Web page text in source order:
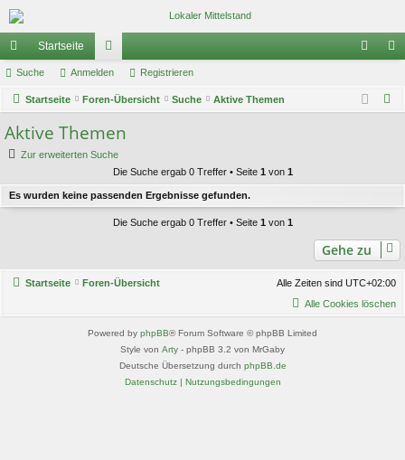
ch
ne
llz
ug
riff
Startseite
or
en m
n
ist
n
Suche Anmelden Registrieren
Startseite Foren-Übersicht Suche Aktive Themen
Aktive Themen
Zur erweiterten Suche
Die Suche ergab 0 Treffer • Seite 1 von 1
Es wurden keine passenden Ergebnisse gefunden.
Die Suche ergab 0 Treffer • Seite 1 von 1
Gehe zu
Startseite Foren-Übersicht Alle Zeiten sind UTC+02:00
Alle Cookies löschen
Powered by phpBB® Forum Software © phpBB Limited
Style von Arty - phpBB 3.2 von MrGaby
Deutsche Übersetzung durch phpBB.de
Datenschutz| Nutzungsbedingungen